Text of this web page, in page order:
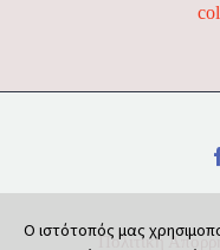
Πολιτική
Ο ιστότοπός μας